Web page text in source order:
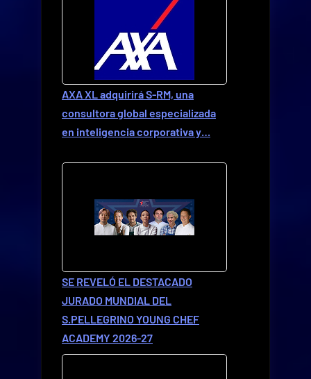
AXA XL adquirirá S-RM, una
consultora global especializada
en inteligencia corporativa y…
SE REVELÓ EL DESTACADO
JURADO MUNDIAL DEL
S.PELLEGRINO YOUNG CHEF
ACADEMY 2026-27